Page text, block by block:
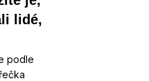
lidé,
podle